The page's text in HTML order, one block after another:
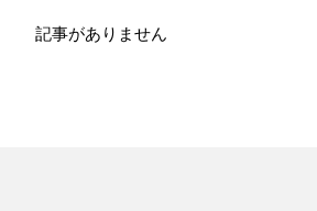
記事がありません